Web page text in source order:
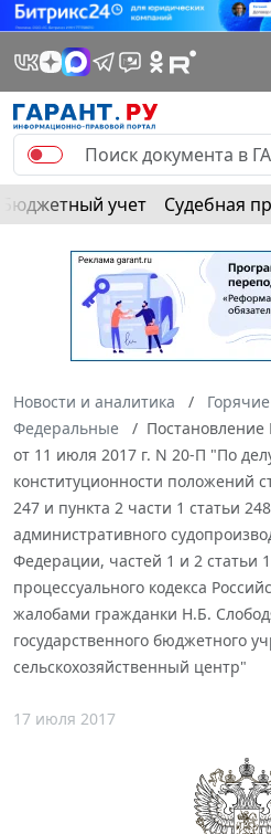
Бюджетный учет Судебная
Новости и аналитика
Федеральные
Постановление
от 11 июля 2017 г. N 20-П "По
конституционности положений
247 и пункта 2 части 1 статьи
административного
Федерации, частей 1 и 2 статьи
процессуального кодекса
жалобами гражданки Н.Б.
государственного бюджетного
сельскохозяйственный центр"
17 июля 2017